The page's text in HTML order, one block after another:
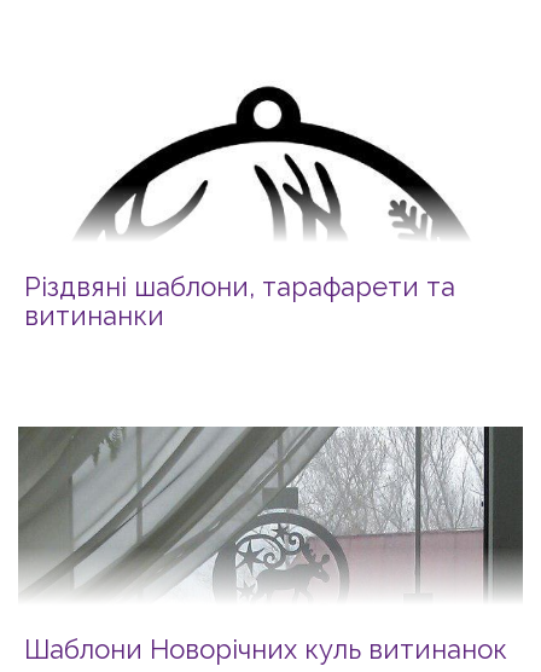
Різдвяні шаблони, тарафарети та
витинанки
Шаблони Новорічних куль витинанок